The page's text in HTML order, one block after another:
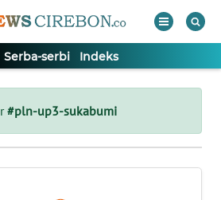
Serba-serbi Indeks
#pln-up3-sukabumi